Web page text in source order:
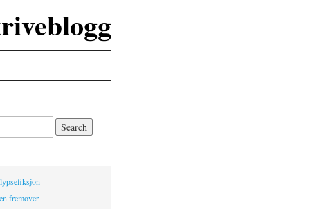
fremover